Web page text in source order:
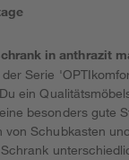
in anthrazit
Serie
ein
besonders gute
von Schubkasten